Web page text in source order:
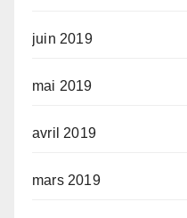
juin 2019
mai 2019
avril 2019
mars 2019